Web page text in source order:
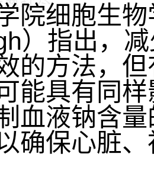
院细胞生
）指出，
的方法，
能具有同
血液钠含
确保心脏